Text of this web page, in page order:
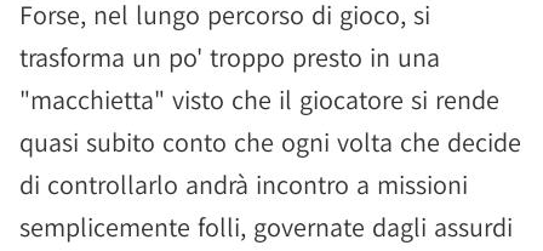
Forse, nel lungo percorso di gioco, si
trasforma un po' troppo presto in una
"macchietta" visto che il giocatore si rende
quasi subito conto che ogni volta che decide
di controllarlo andrà incontro a missioni
semplicemente folli, governate dagli assurdi